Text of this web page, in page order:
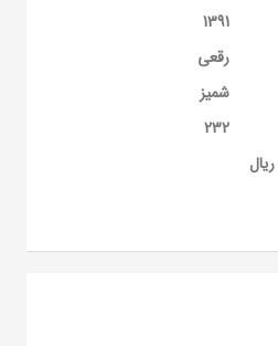
1391
رقعی
شمیز
232